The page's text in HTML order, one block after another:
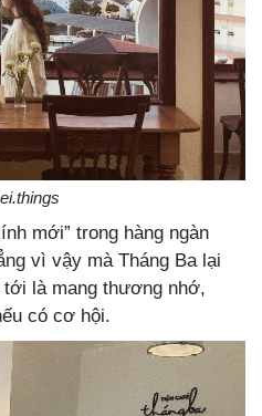
mới” trong hàng ngàn
vì vậy mà Tháng Ba lại
là mang thương nhớ,
có cơ hội.